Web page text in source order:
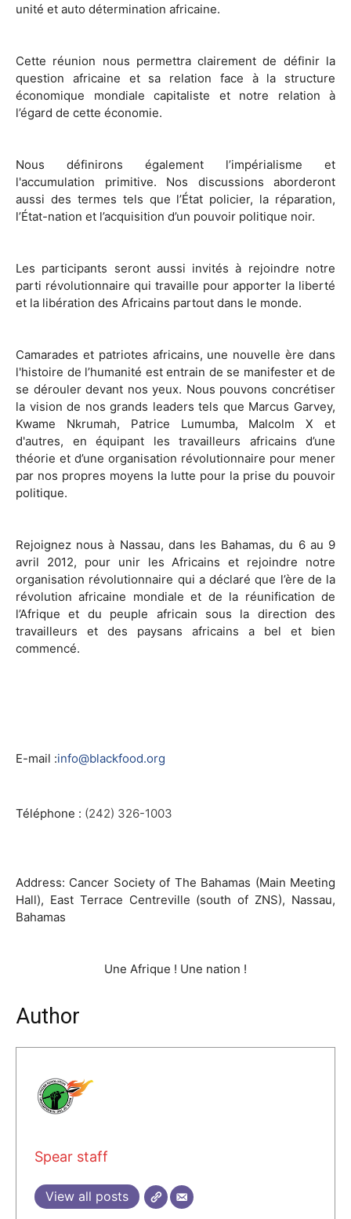
unité et auto détermination africaine.
Cette réunion nous permettra clairement de définir la
question africaine et sa relation face à la structure
économique mondiale capitaliste et notre relation à
l’égard de cette économie.
Nous définirons également l’impérialisme et
l'accumulation primitive. Nos discussions aborderont
aussi des termes tels que l’État policier, la réparation,
l’État-nation et l’acquisition d’un pouvoir politique noir.
Les participants seront aussi invités à rejoindre notre
parti révolutionnaire qui travaille pour apporter la liberté
et la libération des Africains partout dans le monde.
Camarades et patriotes africains, une nouvelle ère dans
l'histoire de l’humanité est entrain de se manifester et de
se dérouler devant nos yeux. Nous pouvons concrétiser
la vision de nos grands leaders tels que Marcus Garvey,
Kwame Nkrumah, Patrice Lumumba, Malcolm X et
d'autres, en équipant les travailleurs africains d’une
théorie et d’une organisation révolutionnaire pour mener
par nos propres moyens la lutte pour la prise du pouvoir
politique.
Rejoignez nous à Nassau, dans les Bahamas, du 6 au 9
avril 2012, pour unir les Africains et rejoindre notre
organisation révolutionnaire qui a déclaré que l’ère de la
révolution africaine mondiale et de la réunification de
l’Afrique et du peuple africain sous la direction des
travailleurs et des paysans africains a bel et bien
commencé.
E-mail :info@blackfood.org
Téléphone : (242) 326-1003
Address: Cancer Society of The Bahamas (Main Meeting
Hall), East Terrace Centreville (south of ZNS), Nassau,
Bahamas
Une Afrique ! Une nation !
Author
Spear staff
View all posts